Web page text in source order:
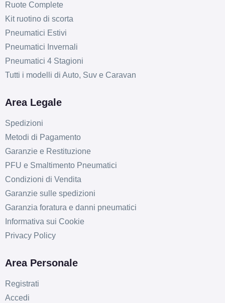
Ruote Complete
Kit ruotino di scorta
Pneumatici Estivi
Pneumatici Invernali
Pneumatici 4 Stagioni
Tutti i modelli di Auto, Suv e Caravan
Area Legale
Spedizioni
Metodi di Pagamento
Garanzie e Restituzione
PFU e Smaltimento Pneumatici
Condizioni di Vendita
Garanzie sulle spedizioni
Garanzia foratura e danni pneumatici
Informativa sui Cookie
Privacy Policy
Area Personale
Registrati
Accedi